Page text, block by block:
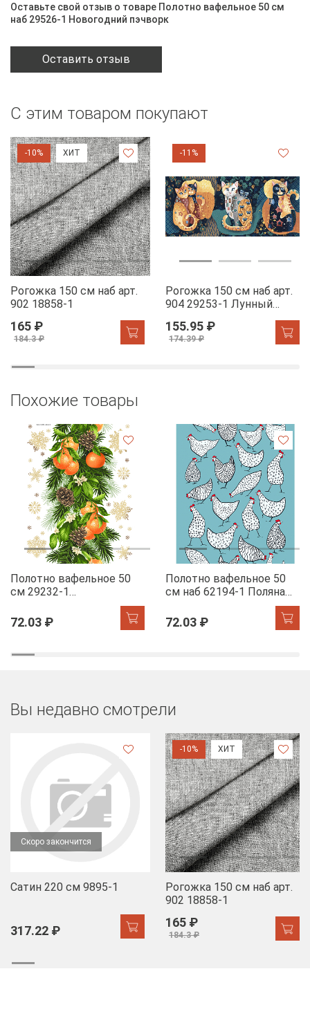
Оставьте свой отзыв о товаре Полотно вафельное 50 см
наб 29526-1 Новогодний пэчворк
Оставить отзыв
С этим товаром покупают
-10% ХИТ
Рогожка 150 см наб арт.
902 18858-1
165 ₽
184.3 ₽
-11%
Рогожка 150 см наб арт.
904 29253-1 Лунный
155.95 ₽
174.39 ₽
Похожие товары
Полотно вафельное 50
см 29232-1
Мандариновый коктель
72.03 ₽
Полотно вафельное 50
см наб 62194-1 Поляна
72.03 ₽
Вы недавно смотрели
Скоро закончится
Сатин 220 см 9895-1
317.22 ₽
-10% ХИТ
Рогожка 150 см наб арт.
902 18858-1
165 ₽
184.3 ₽